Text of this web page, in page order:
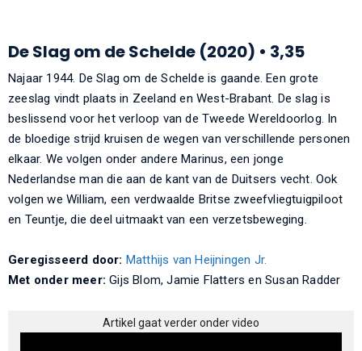
De Slag om de Schelde (2020) • 3,35
Najaar 1944. De Slag om de Schelde is gaande. Een grote
zeeslag vindt plaats in Zeeland en West-Brabant. De slag is
beslissend voor het verloop van de Tweede Wereldoorlog. In
de bloedige strijd kruisen de wegen van verschillende personen
elkaar. We volgen onder andere Marinus, een jonge
Nederlandse man die aan de kant van de Duitsers vecht. Ook
volgen we William, een verdwaalde Britse zweefvliegtuigpiloot
en Teuntje, die deel uitmaakt van een verzetsbeweging.
Geregisseerd door: Matthijs van Heijningen Jr.
Met onder meer:Gijs Blom, Jamie Flatters en Susan Radder
Artikel gaat verder onder video